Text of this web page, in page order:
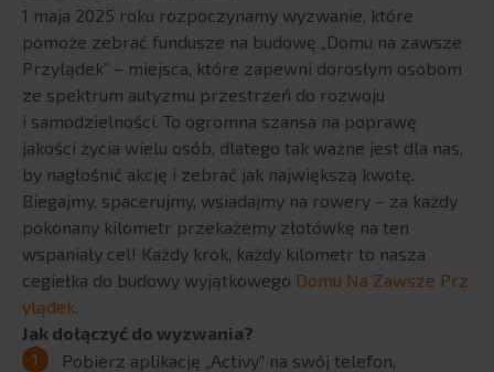
Power BI
Semarchy
K4 Analytics
Inphinity
Vizlib
Snowflake
Proof of concept
BI Outsourcing
BI Smart City solutions
ROZWIĄZANIA RGM
Visualfabriq
1 maja 2025 roku rozpoczynamy wyzwanie, które
pomoże zebrać fundusze na budowę „Domu na zawsze
Przylądek” – miejsca, które zapewni dorosłym osobom
ze spektrum autyzmu przestrzeń do rozwoju
i samodzielności. To ogromna szansa na poprawę
jakości życia wielu osób, dlatego tak ważne jest dla nas,
by nagłośnić akcję i zebrać jak największą kwotę.
Biegajmy, spacerujmy, wsiadajmy na rowery – za każdy
pokonany kilometr przekażemy złotówkę na ten
wspaniały cel! Każdy krok, każdy kilometr to nasza
cegiełka do budowy wyjątkowego Domu Na Zawsze Prz
ylądek
Jak dołączyć do wyzwania?
Pobierz aplikację „Activy” na swój telefon,